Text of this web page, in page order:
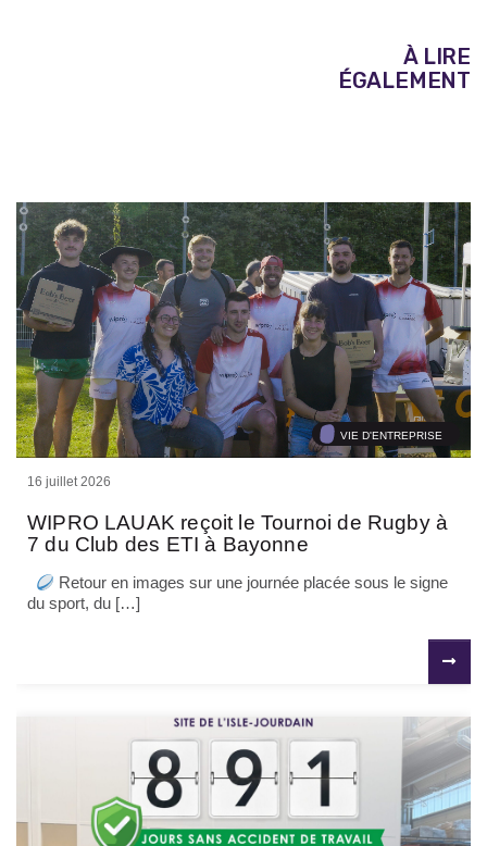
À LIRE
ÉGALEMENT
VIE D'ENTREPRISE
16 juillet 2026
WIPRO LAUAK reçoit le Tournoi de Rugby à
7 du Club des ETI à Bayonne
Retour en images sur une journée placée sous le signe
du sport, du […]